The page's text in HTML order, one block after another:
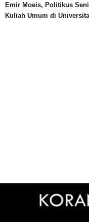
Emir Moeis, Politikus
Kuliah Umum di